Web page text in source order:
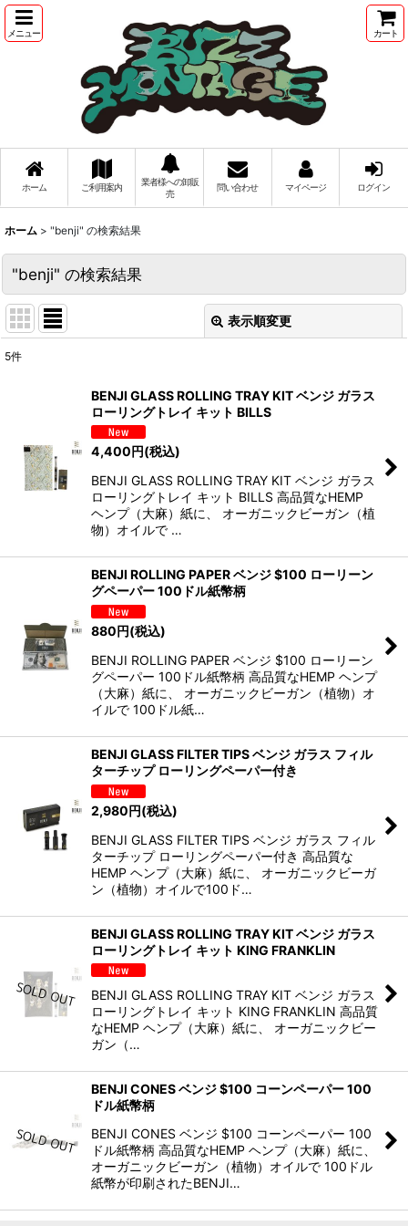
メニュー カート
ホーム ご利用案内
業者様への卸販
売
問い合わせ マイページ ログイン
ホーム > "benji" の検索結果
"benji" の検索結果
表示順変更
並び順:
絞り込む
5件
BENJI GLASS ROLLING TRAY KIT ベンジ ガラス
ローリングトレイ キット BILLS
4,400円(税込)
BENJI GLASS ROLLING TRAY KIT ベンジ ガラス
ローリングトレイ キット BILLS 高品質なHEMP
ヘンプ（大麻）紙に、 オーガニックビーガン（植
物）オイルで …
BENJI ROLLING PAPER ベンジ $100 ローリーン
グペーパー 100ドル紙幣柄
880円(税込)
BENJI ROLLING PAPER ベンジ $100 ローリーン
グペーパー 100ドル紙幣柄 高品質なHEMP ヘンプ
（大麻）紙に、 オーガニックビーガン（植物）オ
イルで 100ドル紙…
BENJI GLASS FILTER TIPS ベンジ ガラス フィル
ターチップ ローリングペーパー付き
2,980円(税込)
BENJI GLASS FILTER TIPS ベンジ ガラス フィル
ターチップ ローリングペーパー付き 高品質な
HEMP ヘンプ（大麻）紙に、 オーガニックビーガ
ン（植物）オイルで100ド…
BENJI GLASS ROLLING TRAY KIT ベンジ ガラス
ローリングトレイ キット KING FRANKLIN
BENJI GLASS ROLLING TRAY KIT ベンジ ガラス
ローリングトレイ キット KING FRANKLIN 高品質
なHEMP ヘンプ（大麻）紙に、 オーガニックビー
ガン（…
BENJI CONES ベンジ $100 コーンペーパー 100
ドル紙幣柄
BENJI CONES ベンジ $100 コーンペーパー 100
ドル紙幣柄 高品質なHEMP ヘンプ（大麻）紙に、
オーガニックビーガン（植物）オイルで 100ドル
紙幣が印刷されたBENJI…